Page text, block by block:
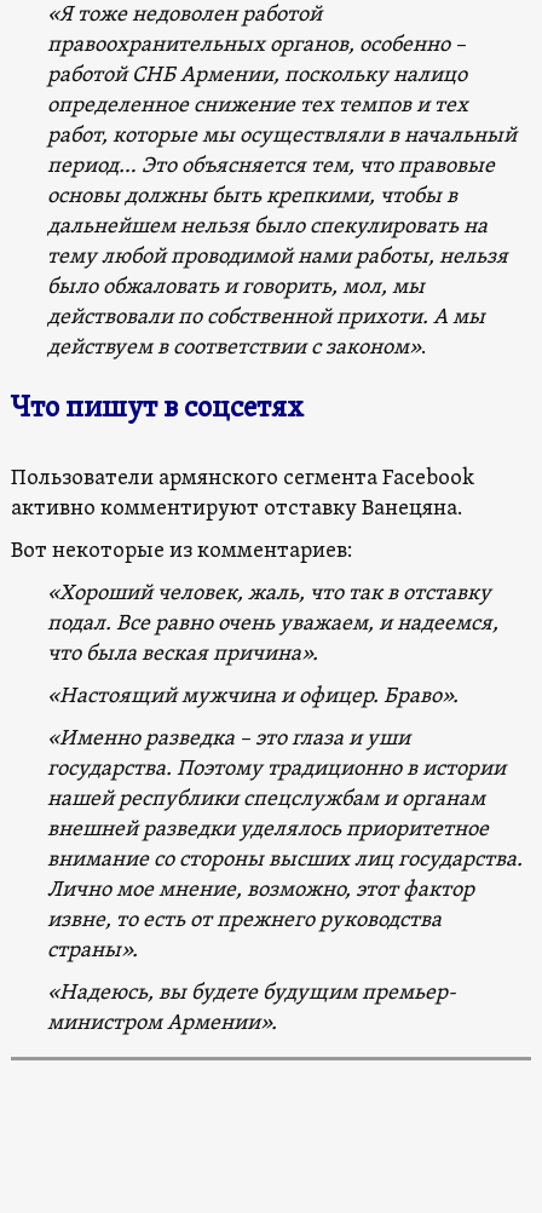
«Я тоже недоволен работой
правоохранительных органов, особенно –
работой СНБ Армении, поскольку налицо
определенное снижение тех темпов и тех
работ, которые мы осуществляли в начальный
период… Это объясняется тем, что правовые
основы должны быть крепкими, чтобы в
дальнейшем нельзя было спекулировать на
тему любой проводимой нами работы, нельзя
было обжаловать и говорить, мол, мы
действовали по собственной прихоти. А мы
действуем в соответствии с законом».
Что пишут в соцсетях
Пользователи армянского сегмента Facebook
активно комментируют отставку Ванецяна.
Вот некоторые из комментариев:
«Хороший человек, жаль, что так в отставку
подал. Все равно очень уважаем, и надеемся,
что была веская причина».
«Настоящий мужчина и офицер. Браво».
«Именно разведка – это глаза и уши
государства. Поэтому традиционно в истории
нашей республики спецслужбам и органам
внешней разведки уделялось приоритетное
внимание со стороны высших лиц государства.
Лично мое мнение, возможно, этот фактор
извне, то есть от прежнего руководства
страны».
«Надеюсь, вы будете будущим премьер-
министром Армении».